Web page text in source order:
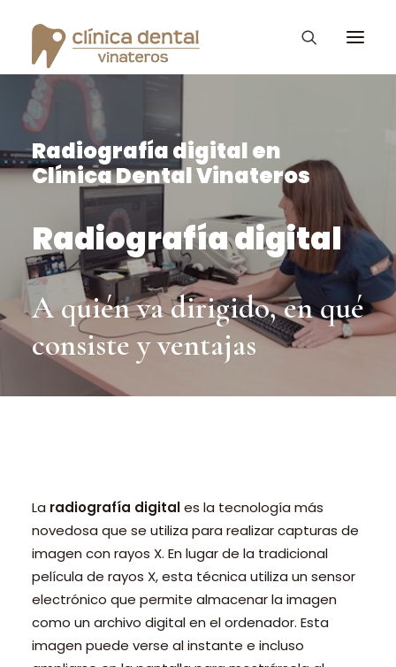
Ortodoncia Invisible
Diseño de Sonrisa
Vinateros Kids
Tratamientos
La clínica Dental
Consejos – Blog
PROMOCIONES
Radiografía digital en
Clínica Dental Vinateros
Radiografía digital
A quién va dirigido, en qué
consiste y ventajas
La radiografía digitales la tecnología más
novedosa que se utiliza para realizar capturas de
imagen con rayos X. En lugar de la tradicional
película de rayos X, esta técnica utiliza un sensor
electrónico que permite almacenar la imagen
como un archivo digital en el ordenador. Esta
imagen puede verse al instante e incluso